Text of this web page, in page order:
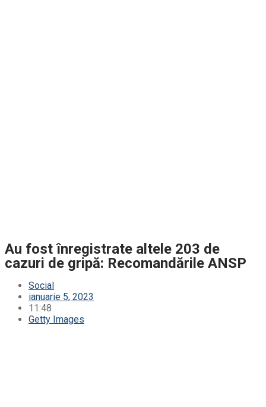
Au fost înregistrate altele 203 de
cazuri de gripă: Recomandările ANSP
Social
ianuarie 5, 2023
11:48
Getty Images